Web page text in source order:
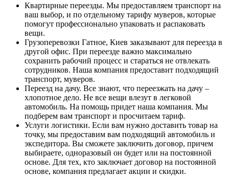
Квартирные переезды. Мы предоставляем транспорт на
ваш выбор, и по отдельному тарифу муверов, которые
помогут профессионально упаковать и распаковать
вещи.
Грузоперевозки Гатное, Киев заказывают для переезда в
другой офис. При переезде важно максимально
сохранить рабочий процесс и стараться не отвлекать
сотрудников. Наша компания предоставит подходящий
транспорт, муверов.
Переезд на дачу. Все знают, что переезжать на дачу –
хлопотное дело. Не все вещи влезут в легковой
автомобиль. На помощь придет наша компания. Мы
подберем вам транспорт и просчитаем тариф.
Услуги логистики. Если вам нужно доставить товар на
точку, мы предоставим вам подходящий автомобиль и
экспедитора. Вы сможете заключить договор, причем
выбираете, одноразовый он будет или на постоянной
основе. Для тех, кто заключает договор на постоянной
основе, компания предлагает акции и скидки.